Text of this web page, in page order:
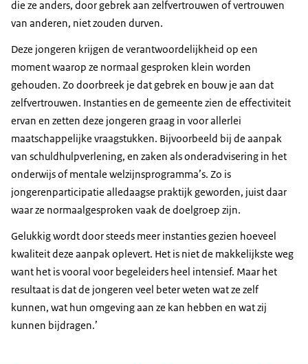
die ze anders, door gebrek aan zelfvertrouwen of vertrouwen
van anderen, niet zouden durven.
Deze jongeren krijgen de verantwoordelijkheid op een
moment waarop ze normaal gesproken klein worden
gehouden. Zo doorbreek je dat gebrek en bouw je aan dat
zelfvertrouwen. Instanties en de gemeente zien de effectiviteit
ervan en zetten deze jongeren graag in voor allerlei
maatschappelijke vraagstukken. Bijvoorbeeld bij de aanpak
van schuldhulpverlening, en zaken als onderadvisering in het
onderwijs of mentale welzijnsprogramma’s. Zo is
jongerenparticipatie alledaagse praktijk geworden, juist daar
waar ze normaalgesproken vaak de doelgroep zijn.
Gelukkig wordt door steeds meer instanties gezien hoeveel
kwaliteit deze aanpak oplevert. Het is niet de makkelijkste weg
want het is vooral voor begeleiders heel intensief. Maar het
resultaat is dat de jongeren veel beter weten wat ze zelf
kunnen, wat hun omgeving aan ze kan hebben en wat zij
kunnen bijdragen.’